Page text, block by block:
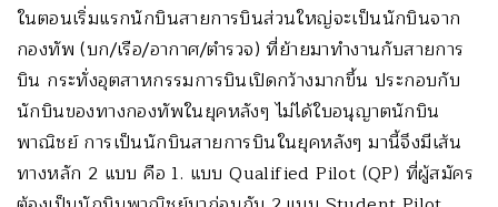
ในตอนเริ่มแรกนักบินสายการบินส่วนใหญ่จะเป็นนักบินจาก
กองทัพ (บก/เรือ/อากาศ/ตำรวจ) ที่ย้ายมาทำงานกับสายการ
บิน กระทั่งอุตสาหกรรมการบินเปิดกว้างมากขึ้น ประกอบกับ
นักบินของทางกองทัพในยุคหลังๆ ไม่ได้ใบอนุญาตนักบิน
พาณิชย์ การเป็นนักบินสายการบินในยุคหลังๆ มานี้จึงมีเส้น
ทางหลัก 2 แบบ คือ 1. แบบ Qualified Pilot (QP) ที่ผู้สมัคร